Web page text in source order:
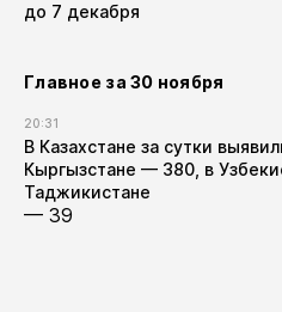
до 7 декабря
Главное за 30 ноября
20:31
В Казахстане за сутки
Кыргызстане — 380, в
Таджикистане
— 39